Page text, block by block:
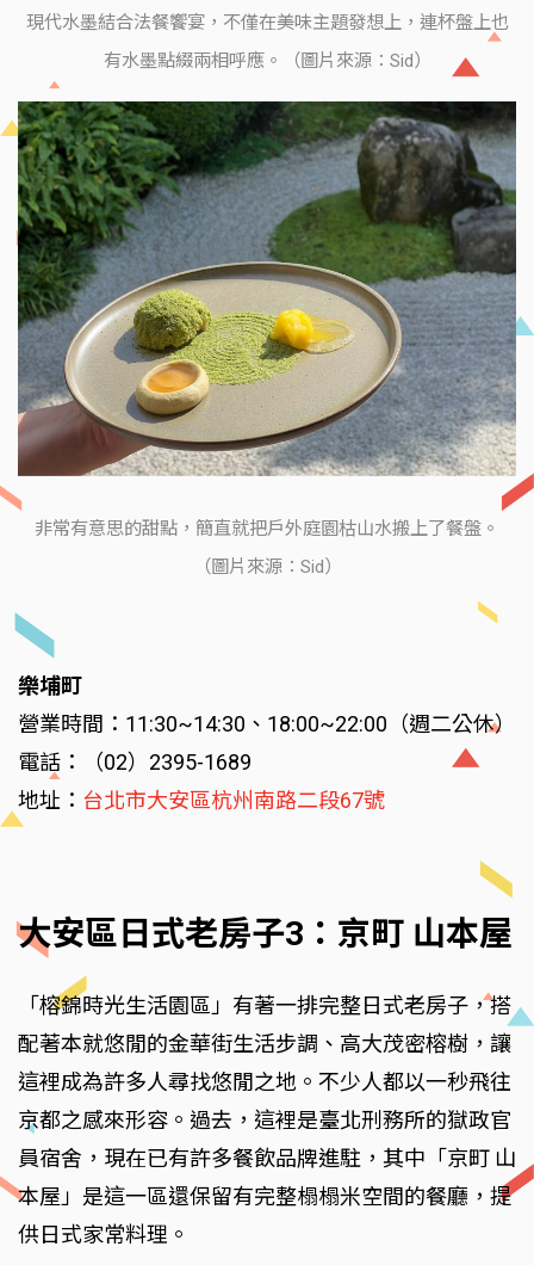
現代水墨結合法餐饗宴，不僅在美味主題發想上，連杯盤上也
有水墨點綴兩相呼應。（圖片來源：Sid）
非常有意思的甜點，簡直就把戶外庭園枯山水搬上了餐盤。
（圖片來源：Sid）
樂埔町
營業時間：11:30~14:30、18:00~22:00（週二公休）
電話：（02）2395-1689
地址： 台北市大安區杭州南路二段67號
大安區日式老房子3：京町 山本屋
「榕錦時光生活園區」有著一排完整日式老房子，搭
配著本就悠閒的金華街生活步調、高大茂密榕樹，讓
這裡成為許多人尋找悠閒之地。不少人都以一秒飛往
京都之感來形容。過去，這裡是臺北刑務所的獄政官
員宿舍，現在已有許多餐飲品牌進駐，其中「京町 山
本屋」是這一區還保留有完整榻榻米空間的餐廳，提
供日式家常料理。